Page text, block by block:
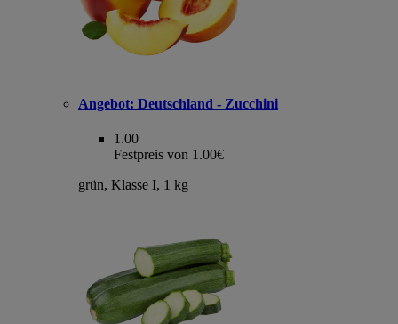
Angebot: Deutschland - Zucchini
1.00
Festpreis von 1.00€
grün, Klasse I, 1 kg